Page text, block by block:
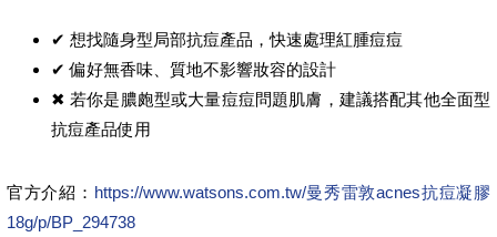
✔ 想找隨身型局部抗痘產品，快速處理紅腫痘痘
✔ 偏好無香味、質地不影響妝容的設計
✖ 若你是膿皰型或大量痘痘問題肌膚，建議搭配其他全面型
抗痘產品使用
官方介紹： https://www.watsons.com.tw/曼秀雷敦acnes抗痘凝膠
18g/p/BP_294738